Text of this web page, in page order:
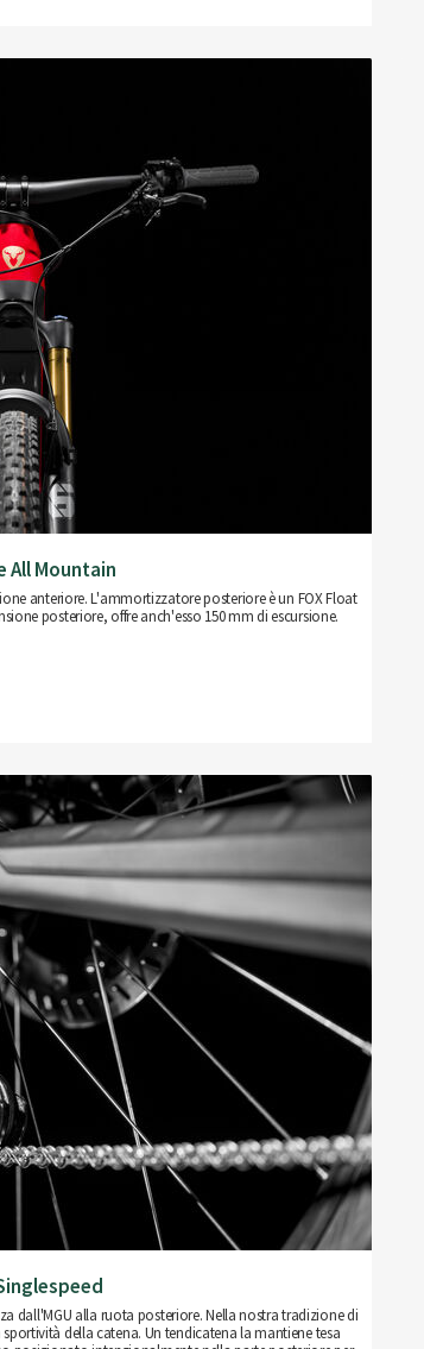
All Mountain
anteriore. L'ammortizzatore posteriore è un FOX Float
posteriore, offre anch'esso 150 mm di escursione.
dall'MGU alla ruota posteriore. Nella nostra tradizione di
della catena. Un tendicatena la mantiene tesa